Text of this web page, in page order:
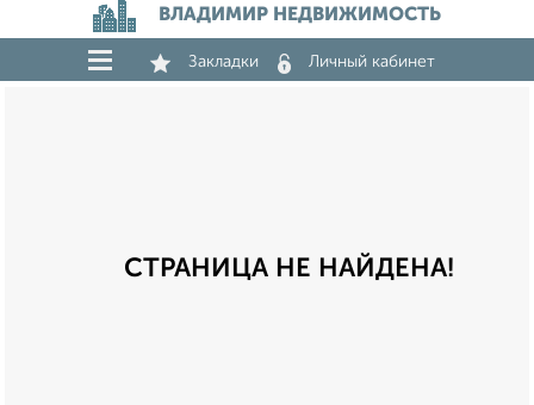
ВЛАДИМИР НЕДВИЖИМОСТЬ
Закладки Личный кабинет
СТРАНИЦА НЕ НАЙДЕНА!